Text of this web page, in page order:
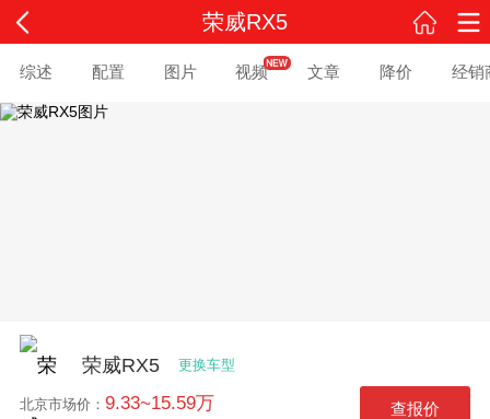
荣威RX5
综述 配置 图片 视频 文章 降价 经销
荣威RX5 更换车型
北京市场价： 9.33~15.59万 查报价